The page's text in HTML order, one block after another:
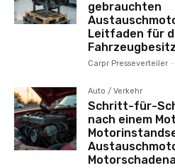
gebrauchten
Leitfaden für
Carpr Presseverteiler -
Auto / Verkehr
Schritt-für-
nach einem